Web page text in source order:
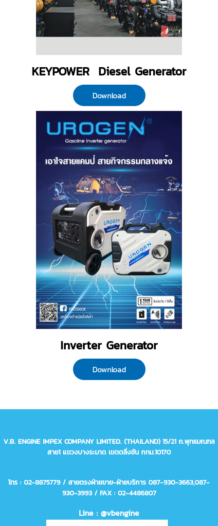
KEYPOWER Diesel Generator
Download
Inverter Generator
Download
V.B. ENGINE IMPEX COMPANY LIMITED. (THAILAND)15/21 ถ.พุทธมณฑล
สาย1 แขวงบางระมาด เขตตลิ่งชัน กทม.10170
โทร : 02-8875779 / สายตรงฝ่ายขาย-ฝ่ายบริการ 087-930-3663,087-
930-3993/ FAX : 02-4486807
Line : @vbengine